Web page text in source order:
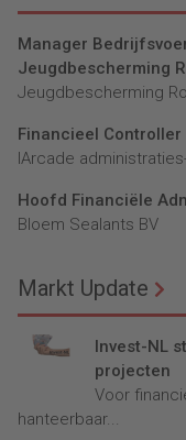
Manager
Jeugdbescherming
Jeugdbescherming
Financieel Controller
lArcade
Hoofd Financiële
Bloem Sealants BV
Markt Update
Invest-NL
projecten
Voor
hanteerbaar...